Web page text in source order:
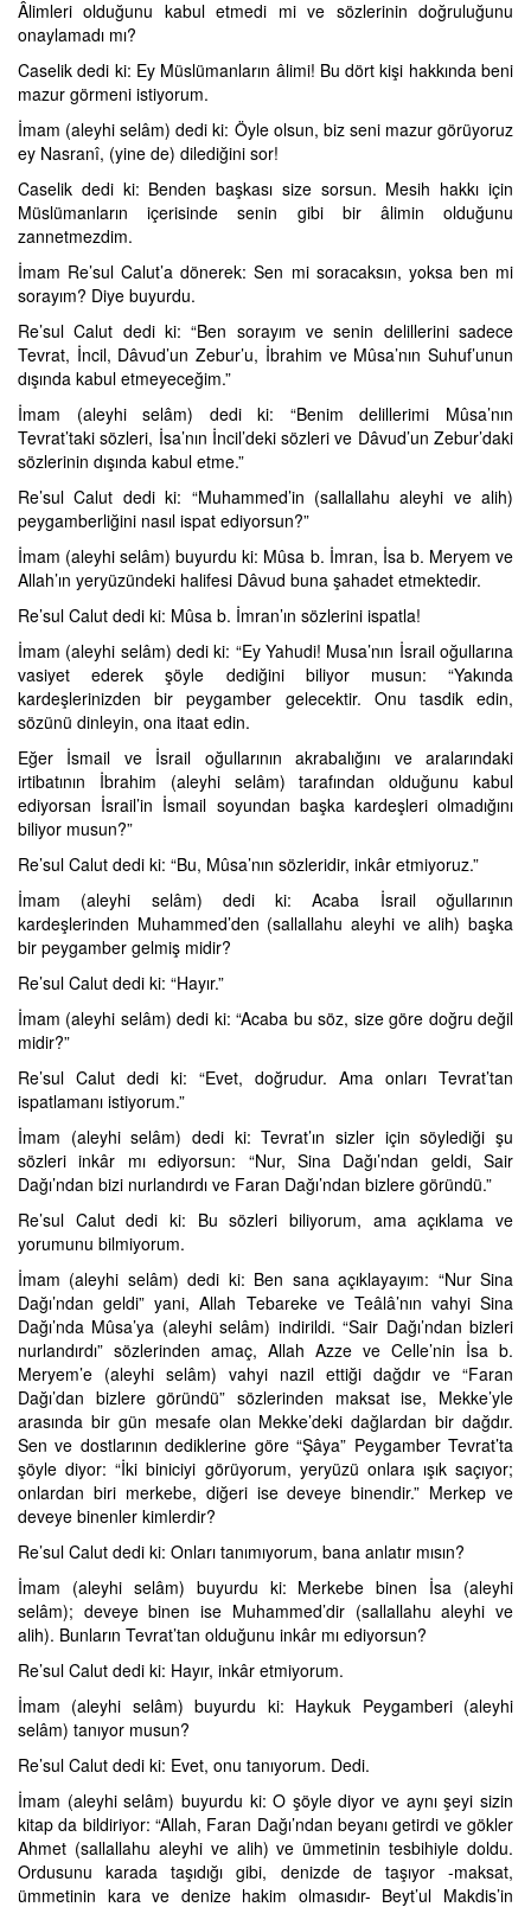
Âlimleri olduğunu kabul etmedi mi ve sözlerinin doğruluğunu
onaylamadı mı?
Caselik dedi ki: Ey Müslümanların âlimi! Bu dört kişi hakkında beni
mazur görmeni istiyorum.
İmam (aleyhi selâm) dedi ki: Öyle olsun, biz seni mazur görüyoruz
ey Nasranî, (yine de) dilediğini sor!
Caselik dedi ki: Benden başkası size sorsun. Mesih hakkı için
Müslümanların içerisinde senin gibi bir âlimin olduğunu
zannetmezdim.
İmam Re’sul Calut’a dönerek: Sen mi soracaksın, yoksa ben mi
sorayım? Diye buyurdu.
Re’sul Calut dedi ki: “Ben sorayım ve senin delillerini sadece
Tevrat, İncil, Dâvud’un Zebur’u, İbrahim ve Mûsa’nın Suhuf’unun
dışında kabul etmeyeceğim.”
İmam (aleyhi selâm) dedi ki: “Benim delillerimi Mûsa’nın
Tevrat’taki sözleri, İsa’nın İncil’deki sözleri ve Dâvud’un Zebur’daki
sözlerinin dışında kabul etme.”
Re’sul Calut dedi ki: “Muhammed’in (sallallahu aleyhi ve alih)
peygamberliğini nasıl ispat ediyorsun?”
İmam (aleyhi selâm) buyurdu ki: Mûsa b. İmran, İsa b. Meryem ve
Allah’ın yeryüzündeki halifesi Dâvud buna şahadet etmektedir.
Re’sul Calut dedi ki: Mûsa b. İmran’ın sözlerini ispatla!
İmam (aleyhi selâm) dedi ki: “Ey Yahudi! Musa’nın İsrail oğullarına
vasiyet ederek şöyle dediğini biliyor musun: “Yakında
kardeşlerinizden bir peygamber gelecektir. Onu tasdik edin,
sözünü dinleyin, ona itaat edin.
Eğer İsmail ve İsrail oğullarının akrabalığını ve aralarındaki
irtibatının İbrahim (aleyhi selâm) tarafından olduğunu kabul
ediyorsan İsrail’in İsmail soyundan başka kardeşleri olmadığını
biliyor musun?”
Re’sul Calut dedi ki: “Bu, Mûsa’nın sözleridir, inkâr etmiyoruz.”
İmam (aleyhi selâm) dedi ki: Acaba İsrail oğullarının
kardeşlerinden Muhammed’den (sallallahu aleyhi ve alih) başka
bir peygamber gelmiş midir?
Re’sul Calut dedi ki: “Hayır.”
İmam (aleyhi selâm) dedi ki: “Acaba bu söz, size göre doğru değil
midir?”
Re’sul Calut dedi ki: “Evet, doğrudur. Ama onları Tevrat’tan
ispatlamanı istiyorum.”
İmam (aleyhi selâm) dedi ki: Tevrat’ın sizler için söylediği şu
sözleri inkâr mı ediyorsun: “Nur, Sina Dağı’ndan geldi, Sair
Dağı’ndan bizi nurlandırdı ve Faran Dağı’ndan bizlere göründü.”
Re’sul Calut dedi ki: Bu sözleri biliyorum, ama açıklama ve
yorumunu bilmiyorum.
İmam (aleyhi selâm) dedi ki: Ben sana açıklayayım: “Nur Sina
Dağı’ndan geldi” yani, Allah Tebareke ve Teâlâ’nın vahyi Sina
Dağı’nda Mûsa’ya (aleyhi selâm) indirildi. “Sair Dağı’ndan bizleri
nurlandırdı” sözlerinden amaç, Allah Azze ve Celle’nin İsa b.
Meryem’e (aleyhi selâm) vahyi nazil ettiği dağdır ve “Faran
Dağı’dan bizlere göründü” sözlerinden maksat ise, Mekke’yle
arasında bir gün mesafe olan Mekke’deki dağlardan bir dağdır.
Sen ve dostlarının dediklerine göre “Şâya” Peygamber Tevrat’ta
şöyle diyor: “İki biniciyi görüyorum, yeryüzü onlara ışık saçıyor;
onlardan biri merkebe, diğeri ise deveye binendir.” Merkep ve
deveye binenler kimlerdir?
Re’sul Calut dedi ki: Onları tanımıyorum, bana anlatır mısın?
İmam (aleyhi selâm) buyurdu ki: Merkebe binen İsa (aleyhi
selâm); deveye binen ise Muhammed’dir (sallallahu aleyhi ve
alih). Bunların Tevrat’tan olduğunu inkâr mı ediyorsun?
Re’sul Calut dedi ki: Hayır, inkâr etmiyorum.
İmam (aleyhi selâm) buyurdu ki: Haykuk Peygamberi (aleyhi
selâm) tanıyor musun?
Re’sul Calut dedi ki: Evet, onu tanıyorum. Dedi.
İmam (aleyhi selâm) buyurdu ki: O şöyle diyor ve aynı şeyi sizin
kitap da bildiriyor: “Allah, Faran Dağı’ndan beyanı getirdi ve gökler
Ahmet (sallallahu aleyhi ve alih) ve ümmetinin tesbihiyle doldu.
Ordusunu karada taşıdığı gibi, denizde de taşıyor -maksat,
ümmetinin kara ve denize hakim olmasıdır- Beyt’ul Makdis’in